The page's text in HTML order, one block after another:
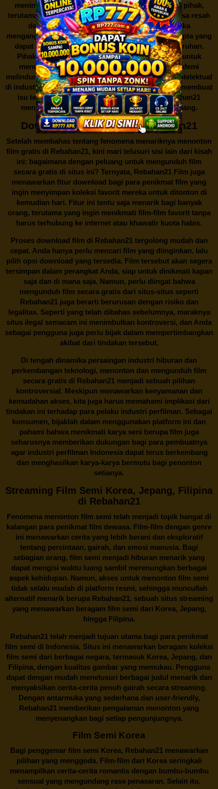
menimbulkan kontroversi di industri film. Banyak pihak,
terutama produsen film dan pemilik hak cipta, merasa resah
dengan maraknya situs-situs seperti ini. Mereka
menganggapnya sebagai bentuk pelanggaran hak cipta yang
dapat merugikan industri perfilman secara keseluruhan.
Pihak berwenang pun turut terlibat dalam upaya untuk
menutup situs-situs ilegal semacam Rebahan21 demi
melindungi keberlangsungan bisnis dan kekayaan intelektual
di industri hiburan. Konflik kepentingan inilah yang membuat
isu tentang menonton film secara gratis diRebahan21
menjadi perbincangan seru yang terus berkembang.
Download Film Gratis di Rebahan21
Setelah membahas tentang fenomena menariknya menonton
film gratis di Rebahan21, kini mari telusuri sisi lain dari kisah
ini: bagaimana dengan peluang untuk mengunduh film
secara gratis di situs ini? Ternyata, Rebahan21 Film juga
menawarkan fitur download bagi para penikmat film yang
ingin menyimpan koleksi favorit mereka untuk ditonton di
kemudian hari. Fitur ini tentu saja menarik bagi banyak
orang, terutama yang ingin menikmati film-film favorit tanpa
harus terhubung ke internet atau khawatir kuota habis.
Proses download film di Rebahan21tergolong mudah dan
cepat. Anda hanya perlu mencari film yang diinginkan, lalu
pilih opsi download yang tersedia. Film tersebut akan segera
tersimpan dalam perangkat Anda, siap untuk dinikmati kapan
saja dan di mana saja. Namun, perlu diingat bahwa
mengunduh film secara gratis dari situs-situs seperti
Rebahan21 juga berarti berurusan dengan risiko dan
legalitas. Seperti yang telah dibahas sebelumnya, maraknya
situs ilegal semacam ini menimbulkan kontroversi, dan Anda
sebagai pengguna juga perlu bijak dalam mempertimbangkan
akibat dari tindakan tersebut.
Di tengah dinamika persaingan industri hiburan dan
perkembangan teknologi, menonton dan mengunduh film
secara gratis di Rebahan21 menjadi sebuah pilihan
kontroversial. Meskipun menawarkan kenyamanan dan
kemudahan akses, kita juga harus memahami implikasi dari
tindakan ini terhadap para pelaku industri perfilman. Sebagai
konsumen, bijaklah dalam menggunakan platform ini dan
pahami bahwa menikmati karya seni berupa film juga
seharusnya memberikan dukungan bagi para pembuatnya
agar industri perfilman Indonesia dapat terus berkembang
dan menghasilkan karya-karya bermutu bagi penonton
setianya.
Streaming Film Semi Korea, Jepang, Filipina
di Rebahan21
Fenomena menonton film semi telah menjadi topik hangat di
kalangan para penikmat film dewasa. Film-film dengan genre
ini menawarkan cerita yang lebih berani dan eksploratif
tentang percintaan, gairah, dan emosi manusia. Bagi
sebagian orang, film semi menjadi hiburan menarik yang
dapat mengisi waktu luang sambil merenungkan berbagai
aspek kehidupan. Namun, akses untuk menonton film semi
tidak selalu mudah di platform resmi, sehingga muncullah
alternatif menarik berupa Rebahan21, sebuah situs streaming
yang menawarkan beragam film semi dari Korea, Jepang,
hingga Filipina.
Rebahan21telah menjadi tujuan utama bagi para penikmat
film semi di Indonesia. Situs ini menawarkan beragam koleksi
film semi dari berbagai negara, termasuk Korea, Jepang, dan
Filipina, dengan kualitas gambar yang memukau. Pengguna
dapat dengan mudah menelusuri berbagai judul menarik dan
menyaksikan cerita-cerita penuh gairah secara streaming.
Dengan antarmuka yang sederhana dan user-friendly,
Rebahan21 memberikan pengalaman menonton yang
menyenangkan bagi setiap pengunjungnya.
Film Semi Korea
Bagi penggemar film semi Korea, Rebahan21menawarkan
pilihan yang menggoda. Film-film dari Korea seringkali
menampilkan cerita-cerita romantis dengan bumbu-bumbu
sensual yang mengundang rasa penasaran. Selain itu,